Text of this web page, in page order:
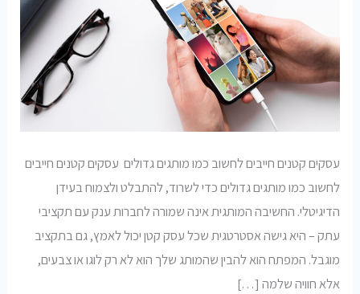
עסקים קטנים חייבים לחשוב כמו מותגים גדולים עסקים קטנים חייבים
לחשוב כמו מותגים גדולים כדי לשרוד, להתבלט ולצמוח בעידן
הדיגיטלי. החשיבה המותגית אינה שמורה לחברות ענק עם תקציבי
עתק – היא גישה אסטרטגית שכל עסק קטן יכול לאמץ, גם בתקציב
מוגבל. המפתח הוא להבין שהמותג שלך הוא לא רק לוגו או צבעים,
אלא חוויה שלמה […]